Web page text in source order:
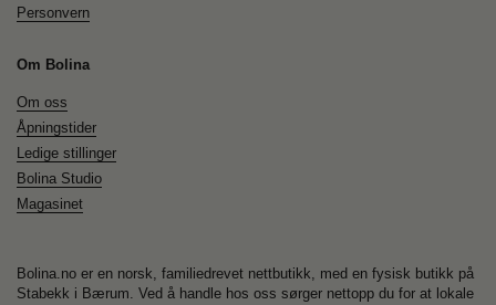
Personvern
Om Bolina
Om oss
Åpningstider
Ledige stillinger
Bolina Studio
Magasinet
Bolina.no er en norsk, familiedrevet nettbutikk, med en fysisk butikk på
Stabekk i Bærum. Ved å handle hos oss sørger nettopp du for at lokale